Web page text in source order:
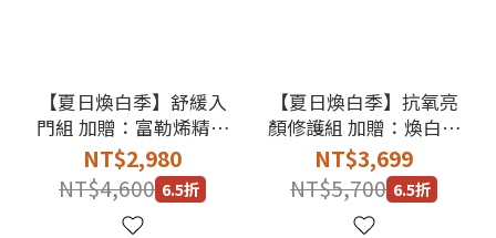
【夏日煥白季】舒緩入
門組 加贈：富勒烯精華
乳2mlx3
NT$2,980
NT$4,600 6.5折
【夏日煥白季】抗氧亮
顏修護組 加贈：煥白面
膜x1
NT$3,699
NT$5,700 6.5折